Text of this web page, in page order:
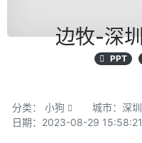
边牧-深
PPT
分类： 小狗 城市：深圳
日期：2023-08-29 15:58:21